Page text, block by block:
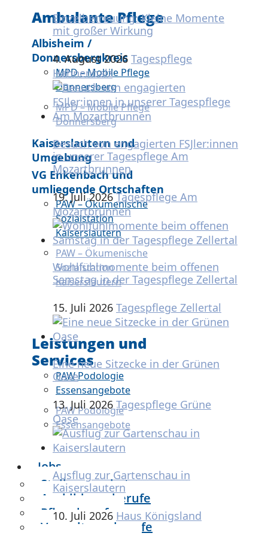
Ambulante Pflege
Albisheim /
Donnersbergkreis
MPD – Mobile Pflege
Donnersberg
MPD – Mobile Pflege
Donnersberg
Kaiserslautern und
Umgebung
VG Enkenbach und
umliegende Ortschaften
PAW – Ökumenische
Sozialstation
Kaiserslautern
PAW – Ökumenische
Sozialstation
Kaiserslautern
Leistungen und
Services
PAW Podologie
Essensangebote
PAW Podologie
Essensangebote
Jobs
Stellenangebote
Ausbildungsberufe
Pflegeberufe
Verwaltungsberufe
Einzelbetreuung: Kleine Momente
mit großer Wirkung
4. August 2026 Tagespflege
Hahnenbalz
Besuch von engagierten FSJler:innen
in unserer Tagespflege Am
Mozartbrunnen
19. Juli 2026 Tagespflege Am
Mozartbrunnen
Wohlfühlmomente beim offenen
Samstag in der Tagespflege Zellertal
15. Juli 2026 Tagespflege Zellertal
Eine neue Sitzecke in der Grünen
Oase
13. Juli 2026 Tagespflege Grüne
Oase
Ausflug zur Gartenschau in
Kaiserslautern
10. Juli 2026 Haus Königsland